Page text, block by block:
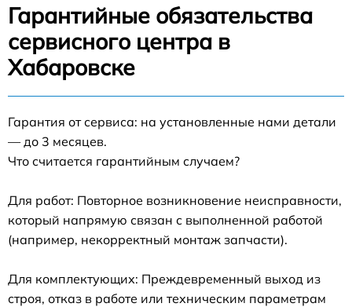
Гарантийные обязательства
сервисного центра в
Хабаровске
Гарантия от сервиса: на установленные нами детали
— до 3 месяцев.
Что считается гарантийным случаем?
Для работ: Повторное возникновение неисправности,
который напрямую связан с выполненной работой
(например, некорректный монтаж запчасти).
Для комплектующих: Преждевременный выход из
строя, отказ в работе или техническим параметрам